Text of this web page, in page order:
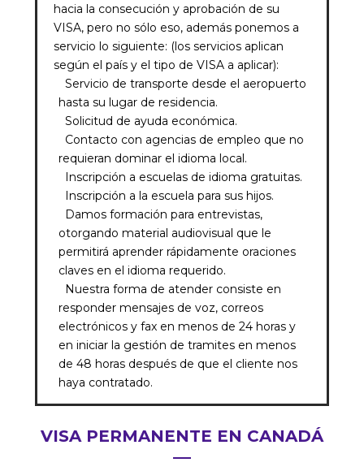
hacia la consecución y aprobación de su
VISA, pero no sólo eso, además ponemos a
servicio lo siguiente: (los servicios aplican
según el país y el tipo de VISA a aplicar):
Servicio de transporte desde el aeropuerto
hasta su lugar de residencia.
Solicitud de ayuda económica.
Contacto con agencias de empleo que no
requieran dominar el idioma local.
Inscripción a escuelas de idioma gratuitas.
Inscripción a la escuela para sus hijos.
Damos formación para entrevistas,
otorgando material audiovisual que le
permitirá aprender rápidamente oraciones
claves en el idioma requerido.
Nuestra forma de atender consiste en
responder mensajes de voz, correos
electrónicos y fax en menos de 24 horas y
en iniciar la gestión de tramites en menos
de 48 horas después de que el cliente nos
haya contratado.
VISA PERMANENTE EN CANADÁ